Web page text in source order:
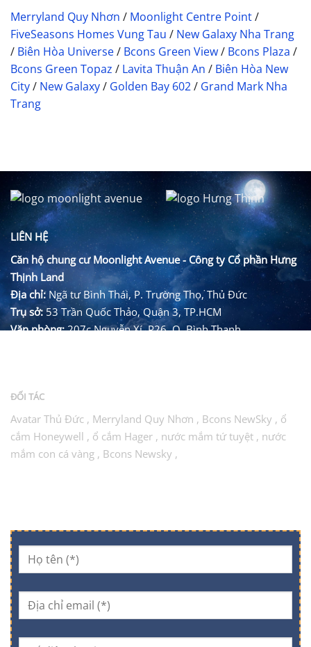
cho
người
trẻ
tăng
hút
nhờ
chuỗi
tiện
ích
Merryland Quy Nhơn / Moonlight Centre Point/
FiveSeasons Homes Vung Tau / New Galaxy Nha Trang
/ Biên Hòa Universe/ Bcons Green View/ Bcons Plaza /
Bcons Green Topaz / Lavita Thuận An / Biên Hòa New
City/ New Galaxy/ Golden Bay 602/ Grand Mark Nha
Trang
LIÊN HỆ
Căn hộ chung cư Moonlight Avenue - Công ty Cổ phần Hưng
Thịnh Land
Địa chỉ: Ngã tư Bình Thái, P. Trường Thọ, Thủ Đức
Trụ sở:53 Trần Quốc Thảo, Quận 3, TP.HCM
Văn phòng:207c Nguyễn Xí, P26, Q. Bình Thạnh
ĐỐI TÁC
Avatar Thủ Đức , Merryland Quy Nhơn , Bcons NewSky , ổ
cắm Honeywell , ổ cắm Hager , nước mắm tứ tuyệt , nước
mắm con cá vàng , Bcons Newsky ,